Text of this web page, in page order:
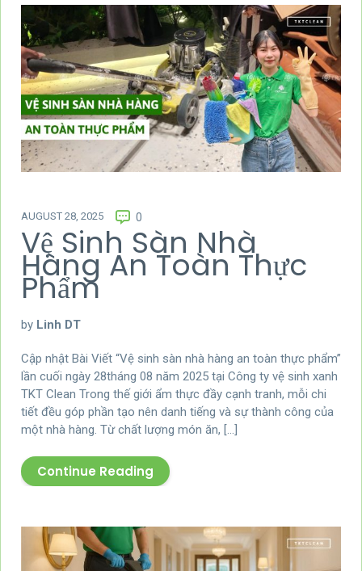
AUGUST 28, 2025 0
Vệ Sinh Sàn Nhà
Hàng An Toàn Thực
Phẩm
by Linh DT
Cập nhật Bài Viết “Vệ sinh sàn nhà hàng an toàn thực phẩm”
lần cuối ngày 28tháng 08 năm 2025 tại Công ty vệ sinh xanh
TKT Clean Trong thế giới ẩm thực đầy cạnh tranh, mỗi chi
tiết đều góp phần tạo nên danh tiếng và sự thành công của
một nhà hàng. Từ chất lượng món ăn, […]
Continue Reading